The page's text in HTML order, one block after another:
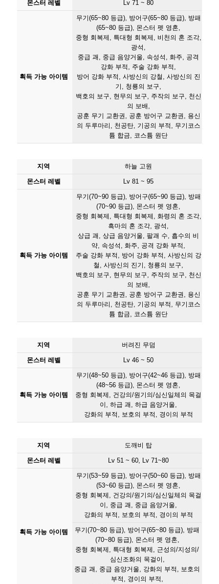
몬스터 레벨 Lv 71 ~ 80
획득 가능 아이템
무기(65~80 등급), 방어구(65~80 등급), 방패
(65~80 등급), 몬스터 펫 영혼,
중형 회복제, 특대형 회복제, 비천의 혼 조각,
광석,
중급 괘, 중급 음양거울, 속성석, 화주, 공격
강화 부적, 주술 강화 부적,
방어 강화 부적, 사방신의 강철, 사방신의 진
기, 청룡의 보구,
백호의 보구, 현무의 보구, 주작의 보구, 천신
의 보배,
공훈 무기 교환권, 공훈 방어구 교환권, 용신
의 두루마리, 천공탄, 기공의 부적, 무기코스
튬 합금, 코스튬 원단
지역 하늘 고원
몬스터 레벨 Lv 81 ~ 95
획득 가능 아이템
무기(70~90 등급), 방어구(65~90 등급), 방패
(70~90 등급), 몬스터 펫 영혼,
중형 회복제, 특대형 회복제, 화령의 혼 조각,
흑마의 혼 조각, 광석,
상급 괘, 상급 음양거울, 팔괘 수, 흡수의 비
약, 속성석, 화주, 공격 강화 부적,
주술 강화 부적, 방어 강화 부적, 사방신의 강
철, 사방신의 진기, 청룡의 보구,
백호의 보구, 현무의 보구, 주작의 보구, 천신
의 보배,
공훈 무기 교환권, 공훈 방어구 교환권, 용신
의 두루마리, 천공탄, 기공의 부적, 무기코스
튬 합금, 코스튬 원단
지역 버려진 무덤
몬스터 레벨 Lv 46 ~ 50
획득 가능 아이템
무기(48~50 등급), 방어구(42~46 등급), 방패
(48~56 등급), 몬스터 펫 영혼,
중형 회복제, 건강의/원기의/심신일체의 목걸
이, 하급 괘, 하급 음양거울,
강화의 부적, 보호의 부적, 경이의 부적
지역 도깨비 탑
몬스터 레벨 Lv 51 ~ 60, Lv 71~80
획득 가능 아이템
무기(53~59 등급), 방어구(50~60 등급), 방패
(53~60 등급), 몬스터 펫 영혼,
중형 회복제, 건강의/원기의/심신일체의 목걸
이, 중급 괘, 중급 음양거울,
강화의 부적, 보호의 부적, 경이의 부적
무기(70~80 등급), 방어구(65~80 등급), 방패
(70~80 등급), 몬스터 펫 영혼,
중형 회복제, 특대형 회복제, 근성의/지성의/
심신조화의 목걸이,
중급 괘, 중급 음양거울, 강화의 부적, 보호의
부적, 경이의 부적,